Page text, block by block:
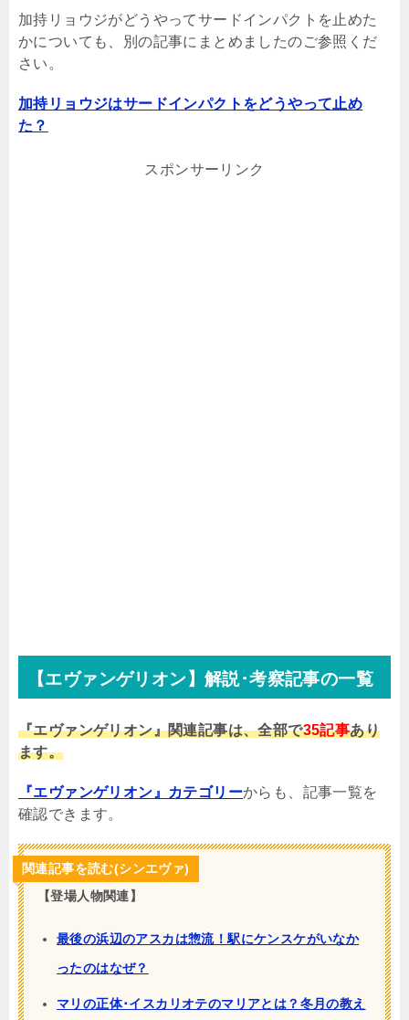
加持リョウジがどうやってサードインパクトを止めた
かについても、別の記事にまとめましたのご参照くだ
さい。
加持リョウジはサードインパクトをどうやって止め
た？
スポンサーリンク
【エヴァンゲリオン】解説･考察記事の一覧
『エヴァンゲリオン』関連記事は、全部で35記事あり
ます。
『エヴァンゲリオン』カテゴリーからも、記事一覧を
確認できます。
関連記事を読む(シンエヴァ)
【登場人物関連】
最後の浜辺のアスカは惣流！駅にケンスケがいなか
ったのはなぜ？
マリの正体･イスカリオテのマリアとは？冬月の教え